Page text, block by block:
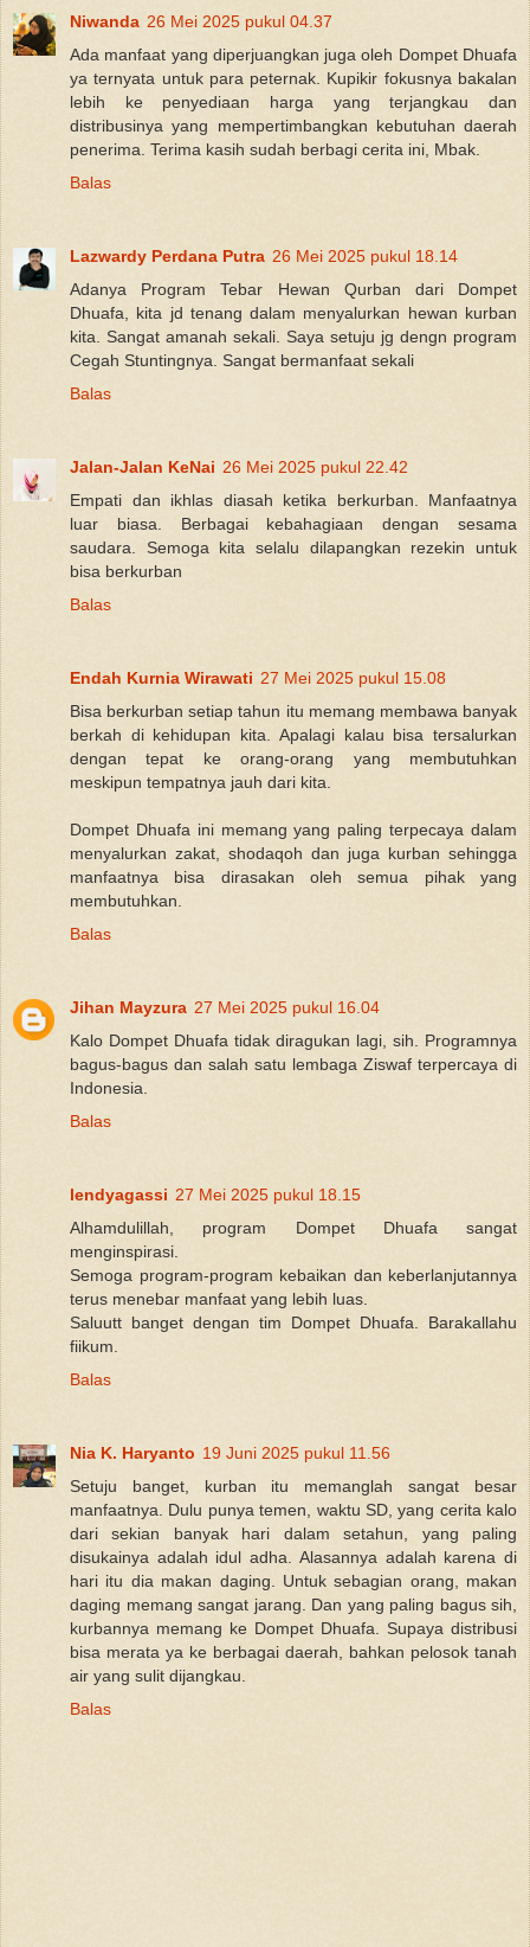
Niwanda 26 Mei 2025 pukul 04.37
Ada manfaat yang diperjuangkan juga oleh Dompet Dhuafa
ya ternyata untuk para peternak. Kupikir fokusnya bakalan
lebih ke penyediaan harga yang terjangkau dan
distribusinya yang mempertimbangkan kebutuhan daerah
penerima. Terima kasih sudah berbagi cerita ini, Mbak.
Balas
Lazwardy Perdana Putra 26 Mei 2025 pukul 18.14
Adanya Program Tebar Hewan Qurban dari Dompet
Dhuafa, kita jd tenang dalam menyalurkan hewan kurban
kita. Sangat amanah sekali. Saya setuju jg dengn program
Cegah Stuntingnya. Sangat bermanfaat sekali
Balas
Jalan-Jalan KeNai 26 Mei 2025 pukul 22.42
Empati dan ikhlas diasah ketika berkurban. Manfaatnya
luar biasa. Berbagai kebahagiaan dengan sesama
saudara. Semoga kita selalu dilapangkan rezekin untuk
bisa berkurban
Balas
Endah Kurnia Wirawati 27 Mei 2025 pukul 15.08
Bisa berkurban setiap tahun itu memang membawa banyak
berkah di kehidupan kita. Apalagi kalau bisa tersalurkan
dengan tepat ke orang-orang yang membutuhkan
meskipun tempatnya jauh dari kita.
Dompet Dhuafa ini memang yang paling terpecaya dalam
menyalurkan zakat, shodaqoh dan juga kurban sehingga
manfaatnya bisa dirasakan oleh semua pihak yang
membutuhkan.
Balas
Jihan Mayzura 27 Mei 2025 pukul 16.04
Kalo Dompet Dhuafa tidak diragukan lagi, sih. Programnya
bagus-bagus dan salah satu lembaga Ziswaf terpercaya di
Indonesia.
Balas
lendyagassi 27 Mei 2025 pukul 18.15
Alhamdulillah, program Dompet Dhuafa sangat
menginspirasi.
Semoga program-program kebaikan dan keberlanjutannya
terus menebar manfaat yang lebih luas.
Saluutt banget dengan tim Dompet Dhuafa. Barakallahu
fiikum.
Balas
Nia K. Haryanto 19 Juni 2025 pukul 11.56
Setuju banget, kurban itu memanglah sangat besar
manfaatnya. Dulu punya temen, waktu SD, yang cerita kalo
dari sekian banyak hari dalam setahun, yang paling
disukainya adalah idul adha. Alasannya adalah karena di
hari itu dia makan daging. Untuk sebagian orang, makan
daging memang sangat jarang. Dan yang paling bagus sih,
kurbannya memang ke Dompet Dhuafa. Supaya distribusi
bisa merata ya ke berbagai daerah, bahkan pelosok tanah
air yang sulit dijangkau.
Balas